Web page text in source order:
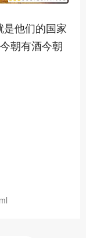
是他们的国家
朝有酒今朝